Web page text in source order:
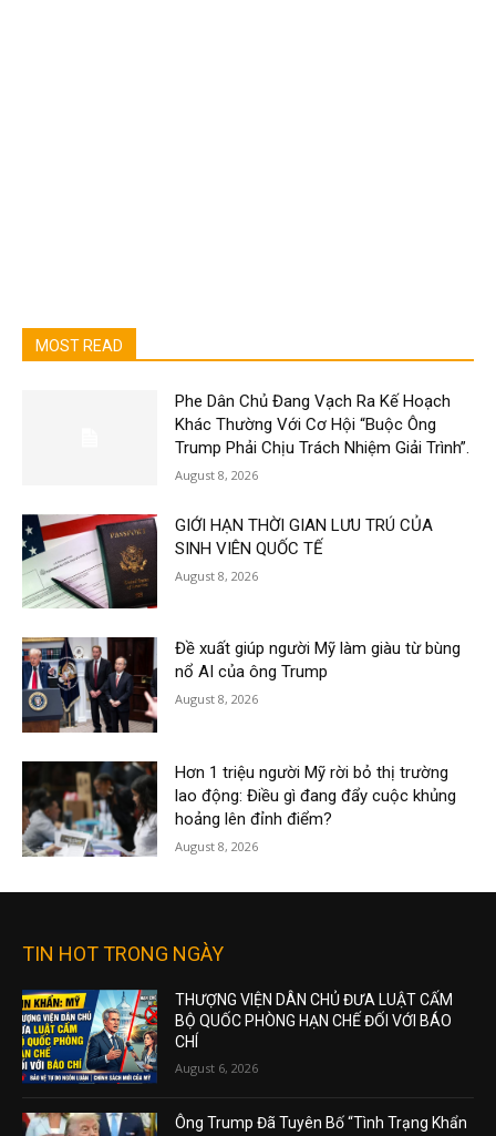
MOST READ
Phe Dân Chủ Đang Vạch Ra Kế Hoạch
Khác Thường Với Cơ Hội “Buộc Ông
Trump Phải Chịu Trách Nhiệm Giải Trình”.
August 8, 2026
GIỚI HẠN THỜI GIAN LƯU TRÚ CỦA
SINH VIÊN QUỐC TẾ
August 8, 2026
Đề xuất giúp người Mỹ làm giàu từ bùng
nổ AI của ông Trump
August 8, 2026
Hơn 1 triệu người Mỹ rời bỏ thị trường
lao động: Điều gì đang đẩy cuộc khủng
hoảng lên đỉnh điểm?
August 8, 2026
TIN HOT TRONG NGÀY
THƯỢNG VIỆN DÂN CHỦ ĐƯA LUẬT CẤM
BỘ QUỐC PHÒNG HẠN CHẾ ĐỐI VỚI BÁO
CHÍ
August 6, 2026
Ông Trump Đã Tuyên Bố “Tình Trạng Khẩn